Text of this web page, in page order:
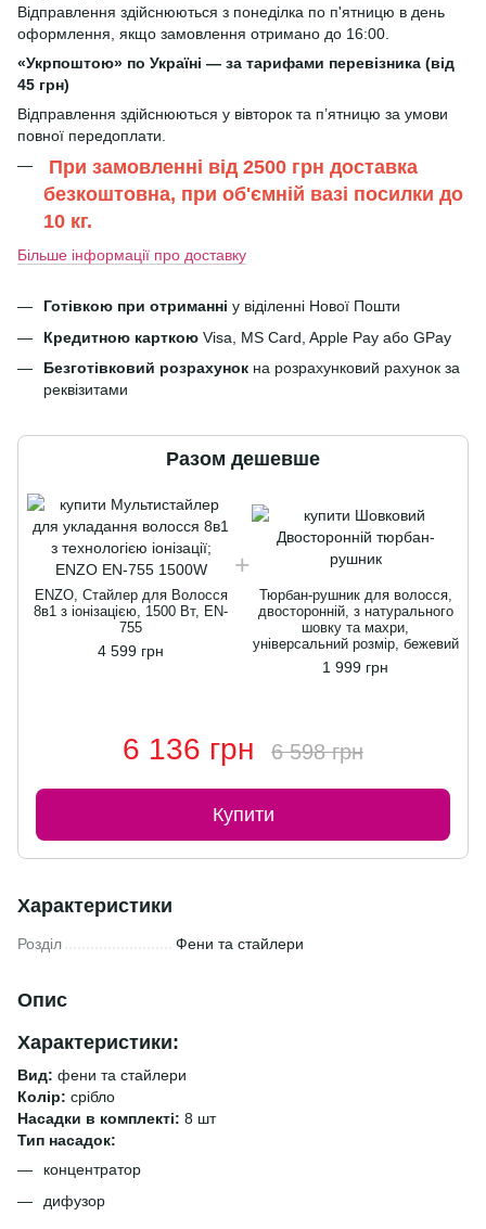
Відправлення здійснюються з понеділка по п'ятницю в день
оформлення, якщо замовлення отримано до 16:00.
«Укрпоштою» по Україні — за тарифами перевізника (від
45 грн)
Відправлення здійснюються у вівторок та п’ятницю за умови
повної передоплати.
При замовленні від 2500 грн доставка
безкоштовна, при об'ємній вазі посилки до
10 кг.
Більше інформації про доставку
Готівкою при отриманні у віділенні Нової Пошти
Кредитною карткою Visa, MS Card, Apple Pay або GPay
Безготівковий розрахунок на розрахунковий рахунок за
реквізитами
Разом дешевше
ENZO, Стайлер для Волосся
8в1 з іонізацією, 1500 Вт, EN-
755
4 599 грн
Тюрбан-рушник для волосся,
двосторонній, з натурального
шовку та махри,
універсальний розмір, бежевий
1 999 грн
6 136 грн 6 598 грн
Купити
Характеристики
Розділ Фени та стайлери
Опис
Характеристики:
Вид: фени та стайлери
Колір: срібло
Насадки в комплекті: 8 шт
Тип насадок:
концентратор
дифузор